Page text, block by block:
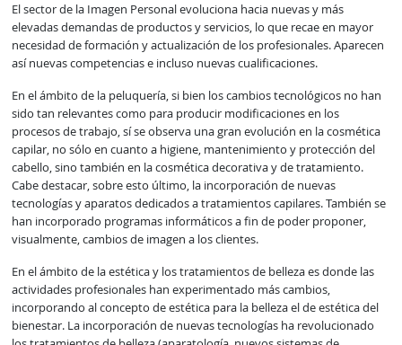
El sector de la Imagen Personal evoluciona hacia nuevas y más
elevadas demandas de productos y servicios, lo que recae en mayor
necesidad de formación y actualización de los profesionales. Aparecen
así nuevas competencias e incluso nuevas cualificaciones.
En el ámbito de la peluquería, si bien los cambios tecnológicos no han
sido tan relevantes como para producir modificaciones en los
procesos de trabajo, sí se observa una gran evolución en la cosmética
capilar, no sólo en cuanto a higiene, mantenimiento y protección del
cabello, sino también en la cosmética decorativa y de tratamiento.
Cabe destacar, sobre esto último, la incorporación de nuevas
tecnologías y aparatos dedicados a tratamientos capilares. También se
han incorporado programas informáticos a fin de poder proponer,
visualmente, cambios de imagen a los clientes.
En el ámbito de la estética y los tratamientos de belleza es donde las
actividades profesionales han experimentado más cambios,
incorporando al concepto de estética para la belleza el de estética del
bienestar. La incorporación de nuevas tecnologías ha revolucionado